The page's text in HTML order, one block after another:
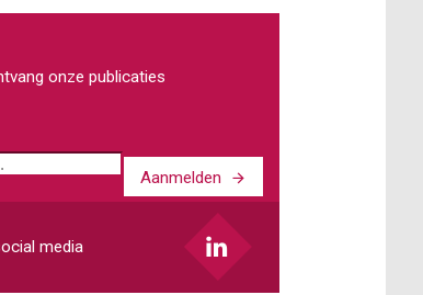
onze publicaties
Aanmelden
media